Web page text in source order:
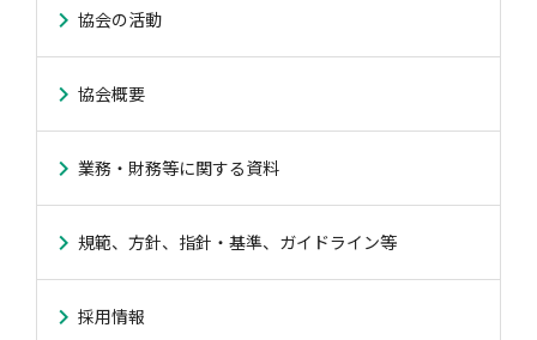
協会の活動
協会概要
業務・財務等に関する資料
規範、方針、指針・基準、ガイドライン等
採用情報